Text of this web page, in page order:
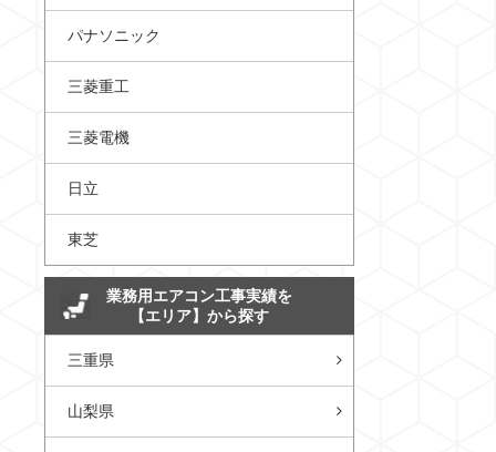
パナソニック
三菱重工
三菱電機
日立
東芝
業務用エアコン工事実績を
【エリア】から探す
三重県
山梨県